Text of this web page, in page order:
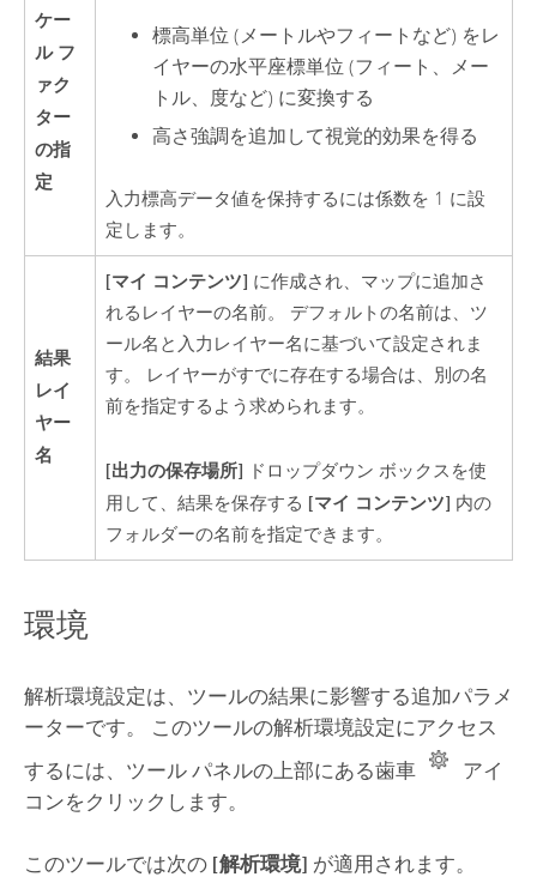
ケー
ル フ
ァク
ター
の指
定
標高単位 (メートルやフィートなど) をレ
イヤーの水平座標単位 (フィート、メー
トル、度など) に変換する
高さ強調を追加して視覚的効果を得る
入力標高データ値を保持するには係数を 1 に設
定します。
結果
レイ
ヤー
名
[マイ コンテンツ] に作成され、マップに追加さ
れるレイヤーの名前。 デフォルトの名前は、ツ
ール名と入力レイヤー名に基づいて設定されま
す。 レイヤーがすでに存在する場合は、別の名
前を指定するよう求められます。
[出力の保存場所] ドロップダウン ボックスを使
用して、結果を保存する [マイ コンテンツ] 内の
フォルダーの名前を指定できます。
環境
解析環境設定は、ツールの結果に影響する追加パラメ
ーターです。 このツールの解析環境設定にアクセス
するには、ツール パネルの上部にある歯車
アイ
コンをクリックします。
このツールでは次の [解析環境] が適用されます。